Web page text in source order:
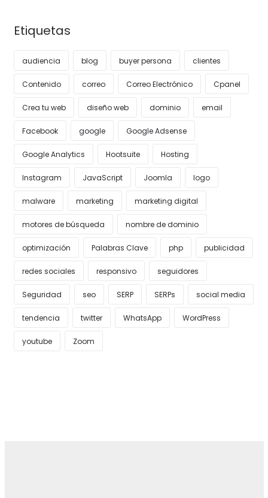
Etiquetas
audiencia blog buyer persona clientes
Contenido correo Correo Electrónico Cpanel
Crea tu web diseño web dominio email
Facebook google Google Adsense
Google Analytics Hootsuite Hosting
Instagram JavaScript Joomla logo
malware marketing marketing digital
motores de búsqueda nombre de dominio
optimización Palabras Clave php publicidad
redes sociales responsivo seguidores
Seguridad seo SERP SERPs social media
tendencia twitter WhatsApp WordPress
youtube Zoom